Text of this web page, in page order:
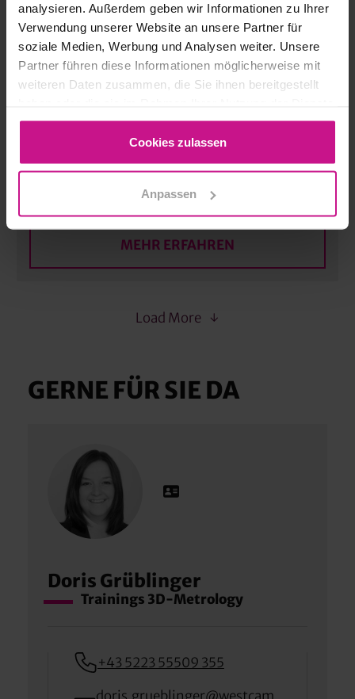
analysieren. Außerdem geben wir Informationen zu Ihrer
Verwendung unserer Website an unsere Partner für
soziale Medien, Werbung und Analysen weiter. Unsere
Partner führen diese Informationen möglicherweise mit
weiteren Daten zusammen, die Sie ihnen bereitgestellt
gesammelt haben.
Cookies zulassen
Anpassen
„CAD Start 3D“ – Grundlagen digitaler
Bearbeitung mit 3D-CAD-Systemen |
Basic
„CAD Forward“ – Digitalisierung &
Optimierung in der 3D-Konstruktion |
MEHR ERFAHREN
Load More
GERNE FÜR SIE DA
Doris Grüblinger
Trainings 3D-Metrology
+43 5223 55509 355